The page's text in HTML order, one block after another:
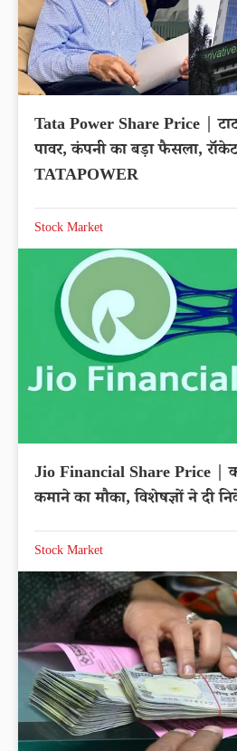
Tata Power Share Price |
पावर, कंपनी का बड़ा फैसला,
TATAPOWER
Stock Market
Jio Financial Share Price |
कमाने का मौका, विशेषज्ञों ने दी
Stock Market